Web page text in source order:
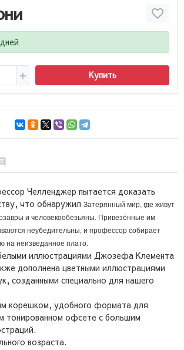
Купить
Челленджер пытается доказать
что обнаружил Затерянный мир, где живут
и человекообезьяны. Привезённые им
неубедительны, и профессор собирает
на неизведанное плато.
иллюстрациями Джозефа Клемента
дополнена цветными иллюстрациями
созданными специально для нашего
корешком, удобного формата для
тонированном офсете с большим
возраста.